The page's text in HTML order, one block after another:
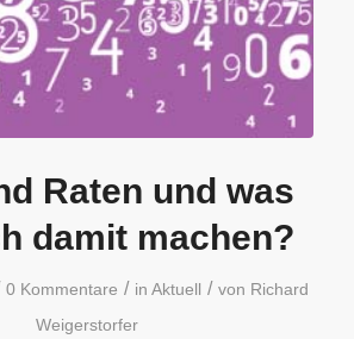
Raten und was
damit machen?
0 Kommentare / in Aktuell / von Richard
Weigerstorfer